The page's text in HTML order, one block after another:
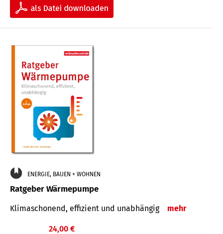
ENERGIE, BAUEN + WOHNEN
Ratgeber Wärmepumpe
Klimaschonend, effizient und unabhängig mehr
24,00 €